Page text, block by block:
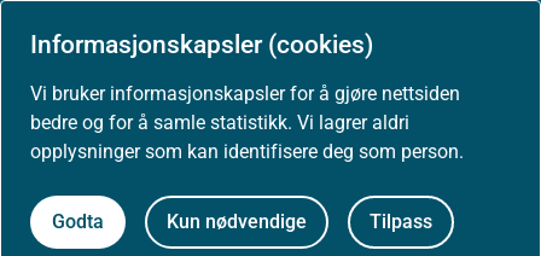
Informasjonskapsler (cookies)
Vi bruker informasjonskapsler for å gjøre nettsiden
bedre og for å samle statistikk. Vi lagrer aldri
opplysninger som kan identifisere deg som person.
Godta Kun nødvendige Tilpass
Nyheter
Arrangementer
Presse